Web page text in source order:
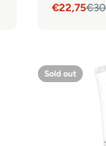
Sale
€22,75
Regular
Sold out